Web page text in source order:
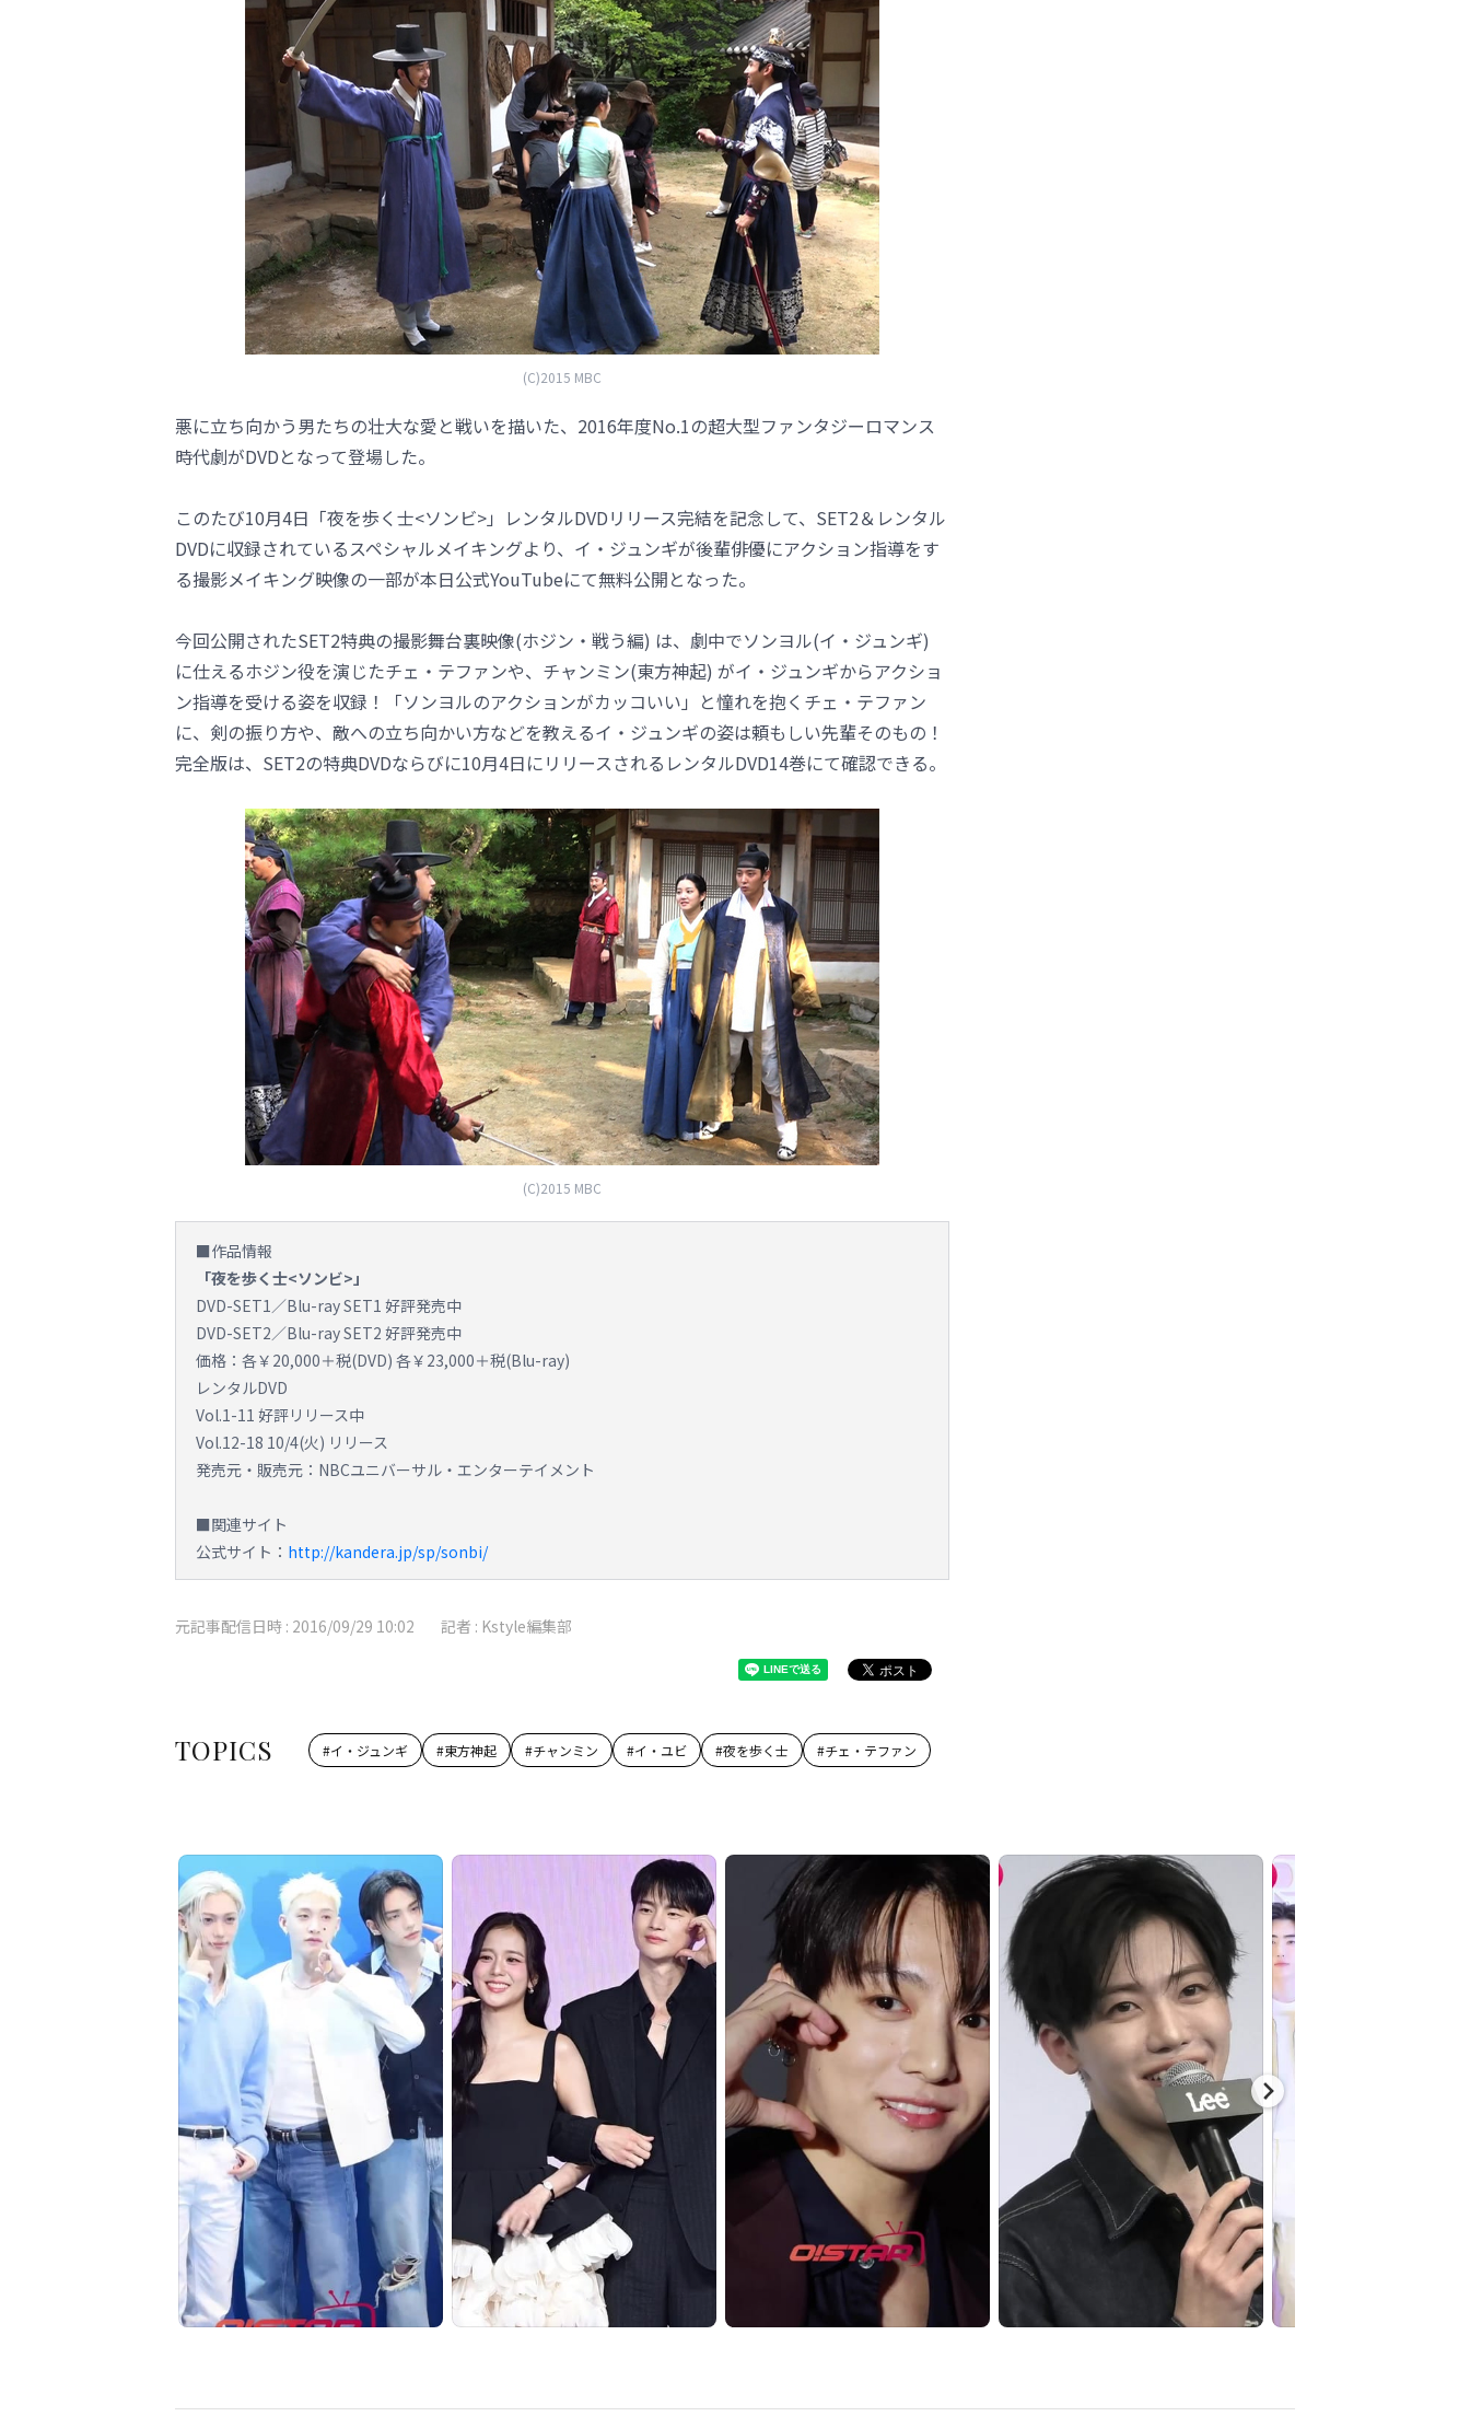
(C)2015 MBC
悪に立ち向かう男たちの壮大な愛と戦いを描いた、2016年度No.1の超大型ファンタジーロマンス
時代劇がDVDとなって登場した。
このたび10月4日「夜を歩く士<ソンビ>」レンタルDVDリリース完結を記念して、SET2＆レンタル
DVDに収録されているスペシャルメイキングより、イ・ジュンギが後輩俳優にアクション指導をす
る撮影メイキング映像の一部が本日公式YouTubeにて無料公開となった。
今回公開されたSET2特典の撮影舞台裏映像(ホジン・戦う編) は、劇中でソンヨル(イ・ジュンギ)
に仕えるホジン役を演じたチェ・テファンや、チャンミン(東方神起) がイ・ジュンギからアクショ
ン指導を受ける姿を収録！「ソンヨルのアクションがカッコいい」と憧れを抱くチェ・テファン
に、剣の振り方や、敵への立ち向かい方などを教えるイ・ジュンギの姿は頼もしい先輩そのもの！
完全版は、SET2の特典DVDならびに10月4日にリリースされるレンタルDVD14巻にて確認できる。
(C)2015 MBC
■作品情報
「夜を歩く士<ソンビ>」
DVD-SET1／Blu-ray SET1 好評発売中
DVD-SET2／Blu-ray SET2 好評発売中
価格：各￥20,000＋税(DVD) 各￥23,000＋税(Blu-ray)
レンタルDVD
Vol.1-11 好評リリース中
Vol.12-18 10/4(火) リリース
発売元・販売元：NBCユニバーサル・エンターテイメント
■関連サイト
公式サイト： http://kandera.jp/sp/sonbi/
元記事配信日時 : 2016/09/29 10:02 記者 : Kstyle編集部
TOPICS #イ・ジュンギ #東方神起 #チャンミン #イ・ユビ #夜を歩く士 #チェ・テファン